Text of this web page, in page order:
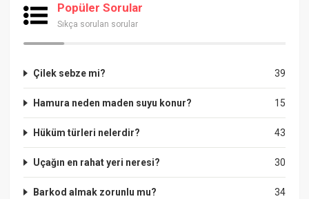
Popüler Sorular
Sıkça sorulan sorular
39
Çilek sebze mi?
15
Hamura neden maden suyu konur?
43
Hüküm türleri nelerdir?
30
Uçağın en rahat yeri neresi?
34
Barkod almak zorunlu mu?